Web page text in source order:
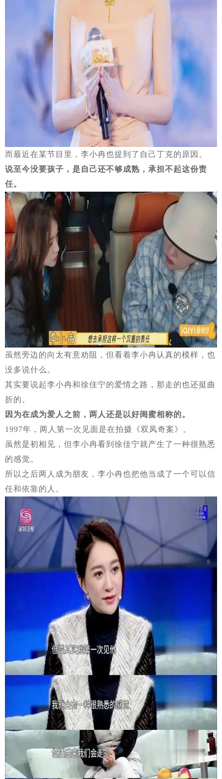
而最近在某节目里，李小冉也提到了自己丁克的原因。
说至今没要孩子，是自己还不够成熟，承担不起这份责
任。
虽然旁边的向太有意劝阻，但看着李小冉认真的模样，也
没多说什么。
其实要说起李小冉和徐佳宁的爱情之路，那走的也还挺曲
折的。
因为在成为爱人之前，两人还是以好闺蜜相称的。
1997年，两人第一次见面是在拍摄《双凤奇案》。
虽然是初相见，但李小冉看到徐佳宁就产生了一种很熟悉
的感觉。
所以之后两人成为朋友，李小冉也把他当成了一个可以信
任和依靠的人。